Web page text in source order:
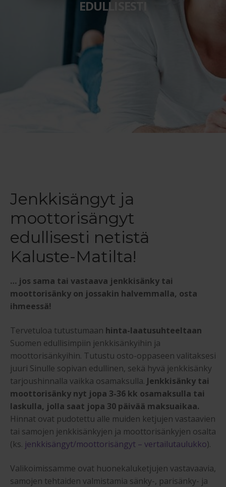
Blogi – Jenkkisänky
EDULLISESTI
Jenkkisängyt ja
moottorisängyt
edullisesti netistä
Kaluste-Matilta!
… jos sama tai vastaava jenkkisänky tai
moottorisänky on jossakin halvemmalla, osta
ihmeessä!
Tervetuloa tutustumaan hinta-laatusuhteeltaan
Suomen edullisimpiin jenkkisänkyihin ja
moottorisänkyihin. Tutustu osto-oppaseen valitaksesi
juuri Sinulle sopivan edullinen, sekä hyvä jenkkisänky
tarjoushinnalla vaikka osamaksulla. Jenkkisänky tai
moottorisänky nyt jopa 3-36 kk osamaksulla tai
laskulla, jolla saat jopa 30 päivää maksuaikaa.
Hinnat ovat pudotettu alle muiden ketjujen vastaavien
tai samojen jenkkisänkyjen ja moottorisänkyjen osalta
(ks. jenkkisängyt/moottorisängyt – vertailutaulukko).
Valikoimissamme ovat huonekaluketjujen vastavaavia,
samojen tehtaiden valmistamia sänky-, parisänky- ja